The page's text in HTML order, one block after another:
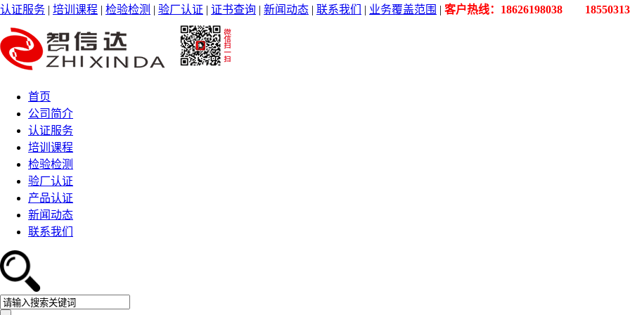
认证服务 | 培训课程 | 检验检测 | 验厂认证 | 证书查询 | 新闻动态 | 联系我们 | 业务覆盖范围 | 客户热线：18626198038
首页
公司简介
认证服务
培训课程
检验检测
验厂认证
产品认证
新闻动态
联系我们